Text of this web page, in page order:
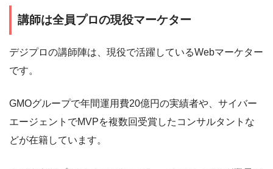
講師は全員プロの現役マーケター
デジプロの講師陣は、現役で活躍しているWebマーケター
です。
GMOグループで年間運用費20億円の実績者や、サイバー
エージェントでMVPを複数回受賞したコンサルタントな
どが在籍しています。